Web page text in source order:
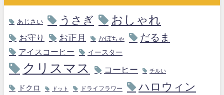
あじさい うさぎ おしゃれ
お守り お正月 かぼちゃ だるま
アイスコーヒー イースター
クリスマス コーヒー チルい
ドクロ ドット ドライフラワー ハロウィン